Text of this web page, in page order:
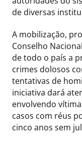
de diversas
A mobilização,
Conselho
de todo o país a
crimes dolosos
tentativas de
iniciativa dará
envolvendo
casos com réus
cinco anos sem